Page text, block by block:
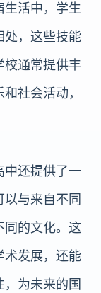
生活中，学生
处，这些技能
校通常提供丰
社会活动，
中还提供了一
与来自不同
同的文化。这
术发展，还能
为未来的国